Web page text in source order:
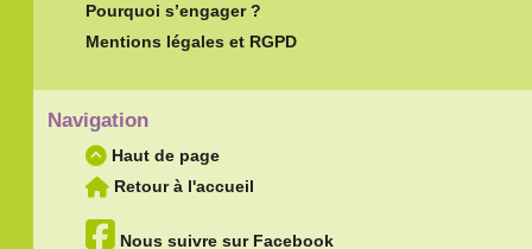
Pourquoi s’engager ?
Mentions légales et RGPD
Navigation
Haut de page
Retour à l'accueil
Nous suivre sur Facebook